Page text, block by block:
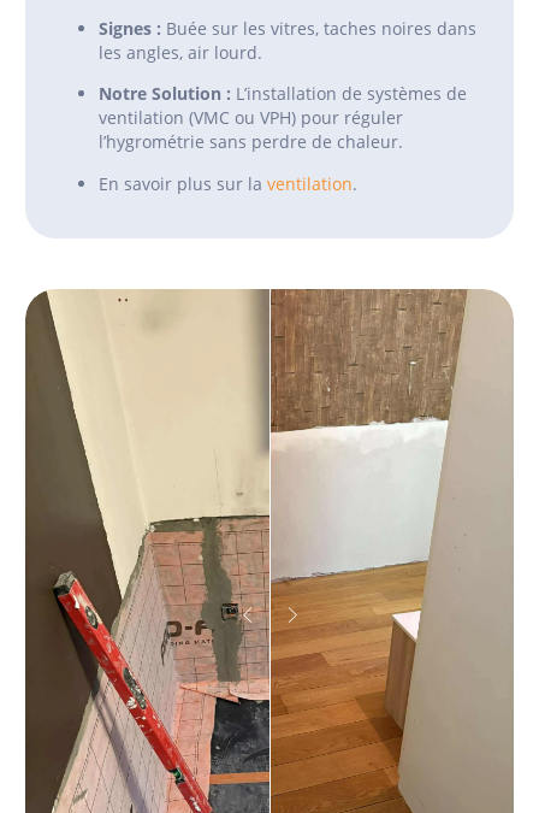
Signes : Buée sur les vitres, taches noires dans
les angles, air lourd.
Notre Solution : L’installation de systèmes de
ventilation (VMC ou VPH) pour réguler
l’hygrométrie sans perdre de chaleur.
En savoir plus sur la ventilation.